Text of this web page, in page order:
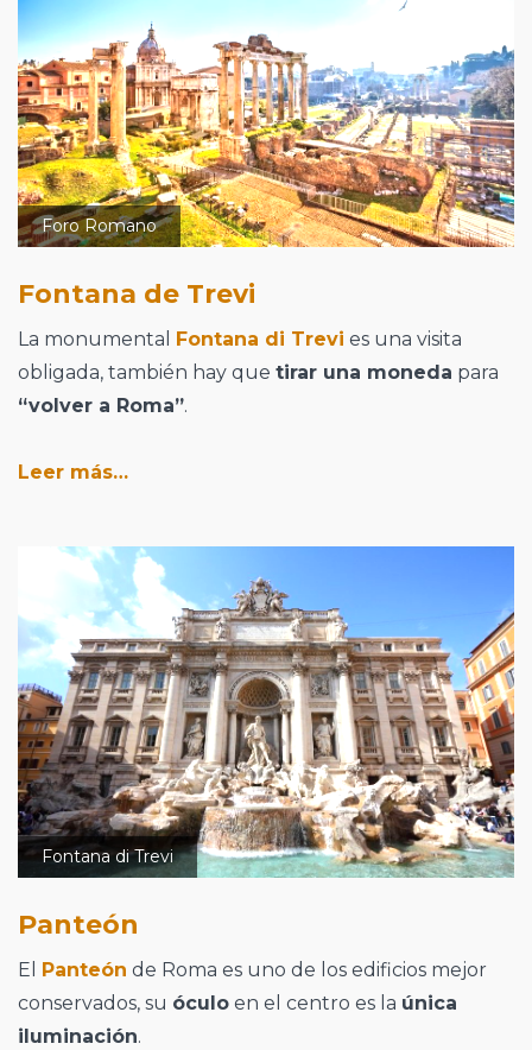
Foro Romano
Fontana de Trevi
La monumental Fontana di Trevi es una visita
obligada, también hay que tirar una moneda para
“volver a Roma”.
Leer más…
Fontana di Trevi
Panteón
El Panteón de Roma es uno de los edificios mejor
conservados, su óculo en el centro es la única
iluminación.